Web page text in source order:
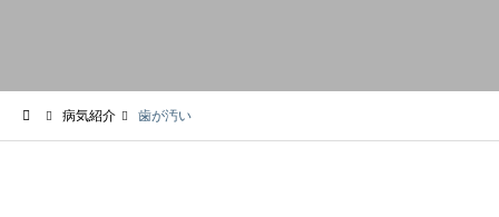
病気紹介 歯が汚い